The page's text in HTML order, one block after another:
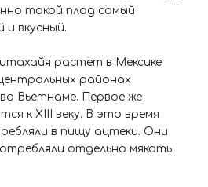
такой плод самый
вкусный.
растет в Мексике
районах
Вьетнаме. Первое же
к XIII веку. В это время
в пищу ацтеки. Они
отдельно мякоть.